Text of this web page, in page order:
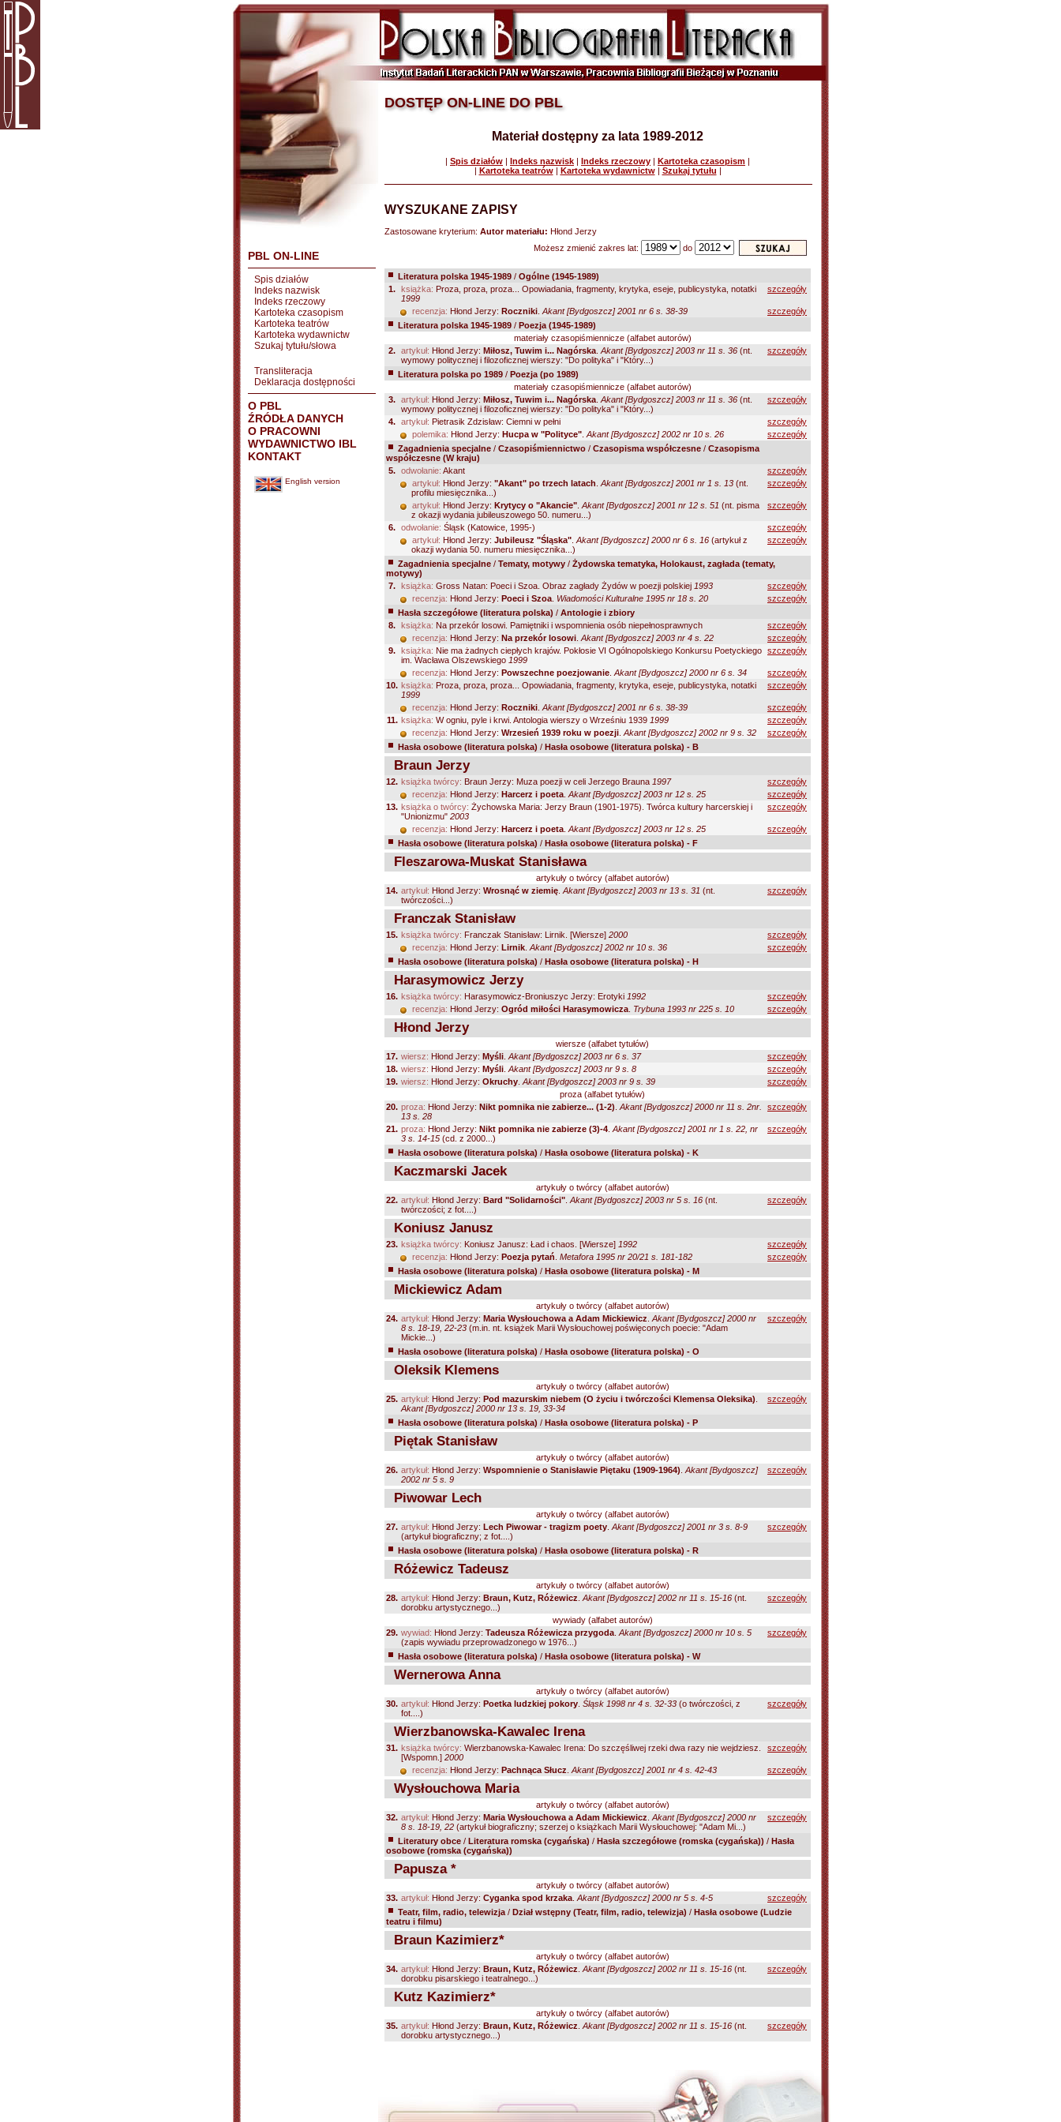
PBL ON-LINE
Spis działów
Indeks nazwisk
Indeks rzeczowy
Kartoteka czasopism
Kartoteka teatrów
Kartoteka wydawnictw
Szukaj tytułu/słowa
Transliteracja
Deklaracja dostępności
O PBL
ŹRÓDŁA DANYCH
O PRACOWNI
WYDAWNICTWO IBL
KONTAKT
English version
DOSTĘP ON-LINE DO PBL
Materiał dostępny za lata 1989-2012
| Spis działów | Indeks nazwisk | Indeks rzeczowy | Kartoteka czasopism |
| Kartoteka teatrów| Kartoteka wydawnictw| Szukaj tytułu |
WYSZUKANE ZAPISY
Zastosowane kryterium: Autor materiału: Hłond Jerzy
Możesz zmienić zakres lat:
do
Literatura polska 1945-1989 / Ogólne (1945-1989)
1. książka: Proza, proza, proza... Opowiadania, fragmenty, krytyka, eseje, publicystyka, notatki
1999
szczegóły
recenzja: Hłond Jerzy: Roczniki Akant [Bydgoszcz] 2001 nr 6 s. 38-39
szczegóły
Literatura polska 1945-1989 / Poezja (1945-1989)
materiały czasopiśmiennicze (alfabet autorów)
2. artykuł: Hłond Jerzy: Miłosz, Tuwim i... Nagórska Akant [Bydgoszcz] 2003 nr 11 s. 36 (nt.
wymowy politycznej i filozoficznej wierszy: "Do polityka" i "Który...)
szczegóły
Literatura polska po 1989 / Poezja (po 1989)
materiały czasopiśmiennicze (alfabet autorów)
3. artykuł: Hłond Jerzy: Miłosz, Tuwim i... Nagórska Akant [Bydgoszcz] 2003 nr 11 s. 36 (nt.
wymowy politycznej i filozoficznej wierszy: "Do polityka" i "Który...)
szczegóły
4. artykuł: Pietrasik Zdzisław: Ciemni w pełni
szczegóły
polemika: Hłond Jerzy: Hucpa w "Polityce" Akant [Bydgoszcz] 2002 nr 10 s. 26
szczegóły
Zagadnienia specjalne / Czasopiśmiennictwo / Czasopisma współczesne / Czasopisma
współczesne (W kraju)
5. odwołanie: Akant
szczegóły
artykuł: Hłond Jerzy: "Akant" po trzech latach Akant [Bydgoszcz] 2001 nr 1 s. 13 (nt.
profilu miesięcznika...)
szczegóły
artykuł: Hłond Jerzy: Krytycy o "Akancie" Akant [Bydgoszcz] 2001 nr 12 s. 51 (nt. pisma
z okazji wydania jubileuszowego 50. numeru...)
szczegóły
6. odwołanie: Śląsk (Katowice, 1995-)
szczegóły
artykuł: Hłond Jerzy: Jubileusz "Śląska" Akant [Bydgoszcz] 2000 nr 6 s. 16 (artykuł z
okazji wydania 50. numeru miesięcznika...)
szczegóły
Zagadnienia specjalne / Tematy, motywy / Żydowska tematyka, Holokaust, zagłada (tematy,
motywy)
7. książka: Gross Natan: Poeci i Szoa. Obraz zagłady Żydów w poezji polskiej 1993
szczegóły
recenzja: Hłond Jerzy: Poeci i Szoa Wiadomości Kulturalne 1995 nr 18 s. 20
szczegóły
Hasła szczegółowe (literatura polska) / Antologie i zbiory
8. książka: Na przekór losowi. Pamiętniki i wspomnienia osób niepełnosprawnych
szczegóły
recenzja: Hłond Jerzy: Na przekór losowi Akant [Bydgoszcz] 2003 nr 4 s. 22
szczegóły
9. książka: Nie ma żadnych ciepłych krajów. Pokłosie VI Ogólnopolskiego Konkursu Poetyckiego
im. Wacława Olszewskiego 1999
szczegóły
recenzja: Hłond Jerzy: Powszechne poezjowanie Akant [Bydgoszcz] 2000 nr 6 s. 34
szczegóły
10. książka: Proza, proza, proza... Opowiadania, fragmenty, krytyka, eseje, publicystyka, notatki
1999
szczegóły
recenzja: Hłond Jerzy: Roczniki Akant [Bydgoszcz] 2001 nr 6 s. 38-39
szczegóły
11. książka: W ogniu, pyle i krwi. Antologia wierszy o Wrześniu 1939 1999
szczegóły
recenzja: Hłond Jerzy: Wrzesień 1939 roku w poezji Akant [Bydgoszcz] 2002 nr 9 s. 32
szczegóły
Hasła osobowe (literatura polska) / Hasła osobowe (literatura polska) - B
Braun Jerzy
12. książka twórcy: Braun Jerzy: Muza poezji w celi Jerzego Brauna 1997
szczegóły
recenzja: Hłond Jerzy: Harcerz i poeta Akant [Bydgoszcz] 2003 nr 12 s. 25
szczegóły
13. książka o twórcy: Żychowska Maria: Jerzy Braun (1901-1975). Twórca kultury harcerskiej i
"Unionizmu" 2003
szczegóły
recenzja: Hłond Jerzy: Harcerz i poeta Akant [Bydgoszcz] 2003 nr 12 s. 25
szczegóły
Hasła osobowe (literatura polska) / Hasła osobowe (literatura polska) - F
Fleszarowa-Muskat Stanisława
artykuły o twórcy (alfabet autorów)
14. artykuł: Hłond Jerzy: Wrosnąć w ziemię Akant [Bydgoszcz] 2003 nr 13 s. 31 (nt.
twórczości...)
szczegóły
Franczak Stanisław
15. książka twórcy: Franczak Stanisław: Lirnik. [Wiersze] 2000
szczegóły
recenzja: Hłond Jerzy: Lirnik Akant [Bydgoszcz] 2002 nr 10 s. 36
szczegóły
Hasła osobowe (literatura polska) / Hasła osobowe (literatura polska) - H
Harasymowicz Jerzy
16. książka twórcy: Harasymowicz-Broniuszyc Jerzy: Erotyki 1992
szczegóły
recenzja: Hłond Jerzy: Ogród miłości Harasymowicza Trybuna 1993 nr 225 s. 10 szczegóły
Hłond Jerzy
wiersze (alfabet tytułów)
17. wiersz: Hłond Jerzy: Myśli Akant [Bydgoszcz] 2003 nr 6 s. 37
szczegóły
18. wiersz: Hłond Jerzy: Myśli Akant [Bydgoszcz] 2003 nr 9 s. 8
szczegóły
19. wiersz: Hłond Jerzy: Okruchy Akant [Bydgoszcz] 2003 nr 9 s. 39
szczegóły
proza (alfabet tytułów)
20. proza: Hłond Jerzy: Nikt pomnika nie zabierze... (1-2) Akant [Bydgoszcz] 2000 nr 11 s. 2nr.
13 s. 28
szczegóły
21. proza: Hłond Jerzy: Nikt pomnika nie zabierze (3)-4 Akant [Bydgoszcz] 2001 nr 1 s. 22, nr
3 s. 14-15 (cd. z 2000...)
szczegóły
Hasła osobowe (literatura polska) / Hasła osobowe (literatura polska) - K
Kaczmarski Jacek
artykuły o twórcy (alfabet autorów)
22. artykuł: Hłond Jerzy: Bard "Solidarności" Akant [Bydgoszcz] 2003 nr 5 s. 16 (nt.
twórczości; z fot....)
szczegóły
Koniusz Janusz
23. książka twórcy: Koniusz Janusz: Ład i chaos. [Wiersze] 1992
szczegóły
recenzja: Hłond Jerzy: Poezja pytań Metafora 1995 nr 20/21 s. 181-182
szczegóły
Hasła osobowe (literatura polska) / Hasła osobowe (literatura polska) - M
Mickiewicz Adam
artykuły o twórcy (alfabet autorów)
24. artykuł: Hłond Jerzy: Maria Wysłouchowa a Adam Mickiewicz Akant [Bydgoszcz] 2000 nr
8 s. 18-19, 22-23 (m.in. nt. książek Marii Wysłouchowej poświęconych poecie: "Adam
Mickie...)
szczegóły
Hasła osobowe (literatura polska) / Hasła osobowe (literatura polska) - O
Oleksik Klemens
artykuły o twórcy (alfabet autorów)
25. artykuł: Hłond Jerzy: Pod mazurskim niebem (O życiu i twórczości Klemensa Oleksika)
Akant [Bydgoszcz] 2000 nr 13 s. 19, 33-34
szczegóły
Hasła osobowe (literatura polska) / Hasła osobowe (literatura polska) - P
Piętak Stanisław
artykuły o twórcy (alfabet autorów)
26. artykuł: Hłond Jerzy: Wspomnienie o Stanisławie Piętaku (1909-1964) Akant [Bydgoszcz]
2002 nr 5 s. 9
szczegóły
Piwowar Lech
artykuły o twórcy (alfabet autorów)
27. artykuł: Hłond Jerzy: Lech Piwowar - tragizm poety Akant [Bydgoszcz] 2001 nr 3 s. 8-9
(artykuł biograficzny; z fot....)
szczegóły
Hasła osobowe (literatura polska) / Hasła osobowe (literatura polska) - R
Różewicz Tadeusz
artykuły o twórcy (alfabet autorów)
28. artykuł: Hłond Jerzy: Braun, Kutz, Różewicz Akant [Bydgoszcz] 2002 nr 11 s. 15-16 (nt.
dorobku artystycznego...)
szczegóły
wywiady (alfabet autorów)
29. wywiad: Hłond Jerzy: Tadeusza Różewicza przygoda Akant [Bydgoszcz] 2000 nr 10 s. 5
(zapis wywiadu przeprowadzonego w 1976...)
szczegóły
Hasła osobowe (literatura polska) / Hasła osobowe (literatura polska) - W
Wernerowa Anna
artykuły o twórcy (alfabet autorów)
30. artykuł: Hłond Jerzy: Poetka ludzkiej pokory Śląsk 1998 nr 4 s. 32-33 (o twórczości, z
fot....)
szczegóły
Wierzbanowska-Kawalec Irena
31. książka twórcy: Wierzbanowska-Kawalec Irena: Do szczęśliwej rzeki dwa razy nie wejdziesz.
[Wspomn.] 2000
szczegóły
recenzja: Hłond Jerzy: Pachnąca Słucz Akant [Bydgoszcz] 2001 nr 4 s. 42-43 szczegóły
Wysłouchowa Maria
artykuły o twórcy (alfabet autorów)
32. artykuł: Hłond Jerzy: Maria Wysłouchowa a Adam Mickiewicz Akant [Bydgoszcz] 2000 nr
8 s. 18-19, 22 (artykuł biograficzny; szerzej o książkach Marii Wysłouchowej: "Adam Mi...)
szczegóły
Literatury obce / Literatura romska (cygańska) / Hasła szczegółowe (romska (cygańska)) / Hasła
osobowe (romska (cygańska))
Papusza *
artykuły o twórcy (alfabet autorów)
33. artykuł: Hłond Jerzy: Cyganka spod krzaka Akant [Bydgoszcz] 2000 nr 5 s. 4-5
szczegóły
Teatr, film, radio, telewizja / Dział wstępny (Teatr, film, radio, telewizja) / Hasła osobowe (Ludzie
teatru i filmu)
Braun Kazimierz*
artykuły o twórcy (alfabet autorów)
34. artykuł: Hłond Jerzy: Braun, Kutz, Różewicz Akant [Bydgoszcz] 2002 nr 11 s. 15-16 (nt.
dorobku pisarskiego i teatralnego...)
szczegóły
Kutz Kazimierz*
artykuły o twórcy (alfabet autorów)
35. artykuł: Hłond Jerzy: Braun, Kutz, Różewicz Akant [Bydgoszcz] 2002 nr 11 s. 15-16 (nt.
dorobku artystycznego...)
szczegóły